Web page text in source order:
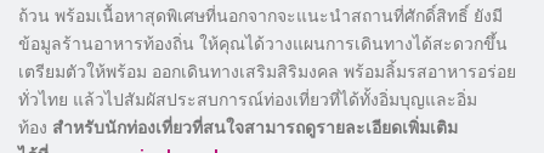
ถ้วน พร้อมเนื้อหาสุดพิเศษที่นอกจากจะแนะนำสถานที่ศักดิ์สิทธิ์ ยังมี
ข้อมูลร้านอาหารท้องถิ่น ให้คุณได้วางแผนการเดินทางได้สะดวกขึ้น
เตรียมตัวให้พร้อม ออกเดินทางเสริมสิริมงคล พร้อมลิ้มรสอาหารอร่อย
ทั่วไทย แล้วไปสัมผัสประสบการณ์ท่องเที่ยวที่ได้ทั้งอิ่มบุญและอิ่ม
ท้อง สำหรับนักท่องเที่ยวที่สนใจสามารถดูรายละเอียดเพิ่มเติม